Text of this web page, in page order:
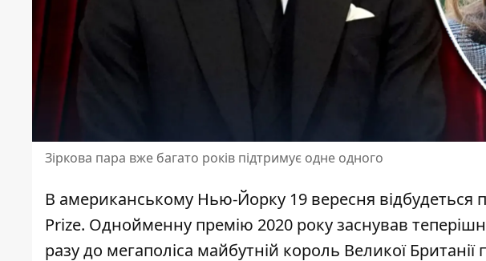
Зіркова пара вже багато років підтримує одне одного
В американському Нью-Йорку 19 вересня
Prize. Однойменну премію 2020 року заснував
разу до мегаполіса майбутній король Великої